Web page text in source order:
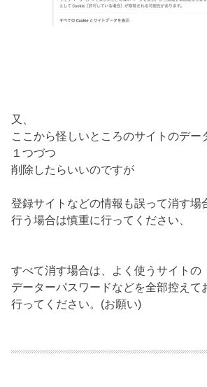
又、
ここから怪しいところのサイトのデー
１つづつ
削除したらいいのですが
登録サイトなどの情報も誤って消す場
行う場合は慎重に行ってください、
すべて消す場合は、よく使うサイトの
データーパスワードなどを全部控えて
行ってください。(お願い)